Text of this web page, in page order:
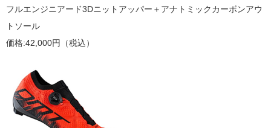
フルエンジニアード3Dニットアッパー＋アナトミックカーボンアウ
トソール
価格:42,000円（税込）